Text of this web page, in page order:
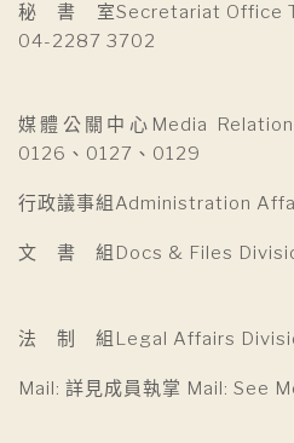
秘 書 室Secretariat Office
04-2287 3702
媒體公關中心Media
0126、0127、0129
行政議事組Administration
文 書 組Docs & Files
法 制 組Legal Affairs
Mail: 詳見成員執掌 Mail: See